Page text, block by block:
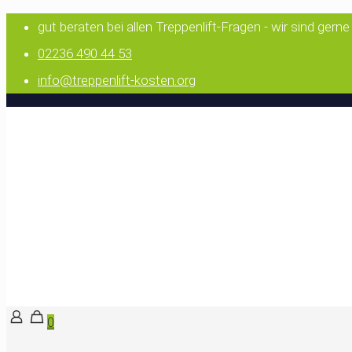
gut beraten bei allen Treppenlift-Fragen - wir sind
02236 490 44 53
info@treppenlift-kosten.org
0